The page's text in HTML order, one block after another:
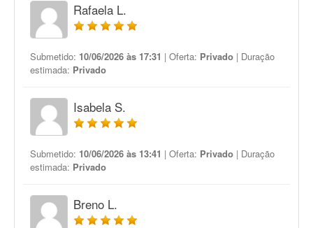
Rafaela L.
Submetido: 10/06/2026 às 17:31 | Oferta: Privado | Duração
estimada: Privado
Isabela S.
Submetido: 10/06/2026 às 13:41 | Oferta: Privado | Duração
estimada: Privado
Breno L.